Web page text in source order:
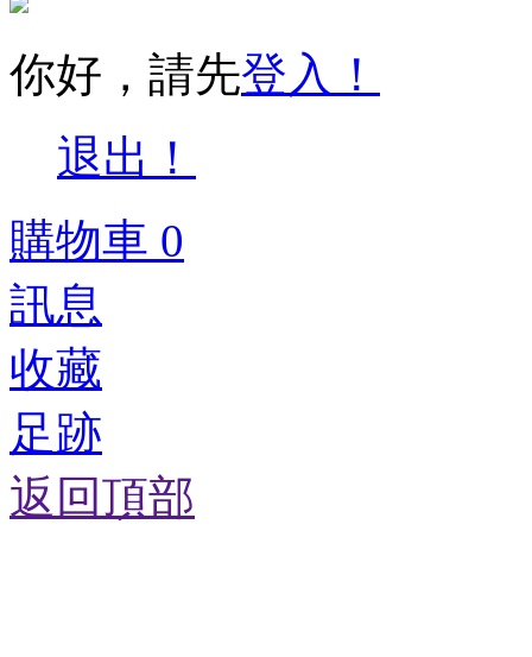
你好，請先登入！
退出！
購物車 0
訊息
收藏
足跡
返回頂部